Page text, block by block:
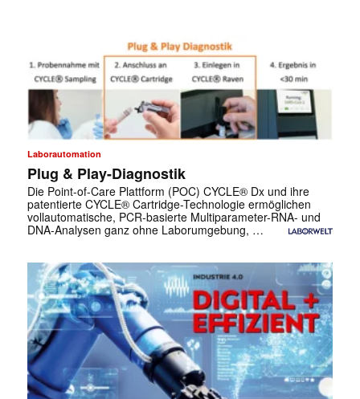
Laborautomation
Plug & Play-Diagnostik
Die Point-of-Care Plattform (POC) CYCLE® Dx und ihre
patentierte CYCLE® Cartridge-Technologie ermöglichen
vollautomatische, PCR-basierte Multiparameter-RNA- und
DNA-Analysen ganz ohne Laborumgebung, …